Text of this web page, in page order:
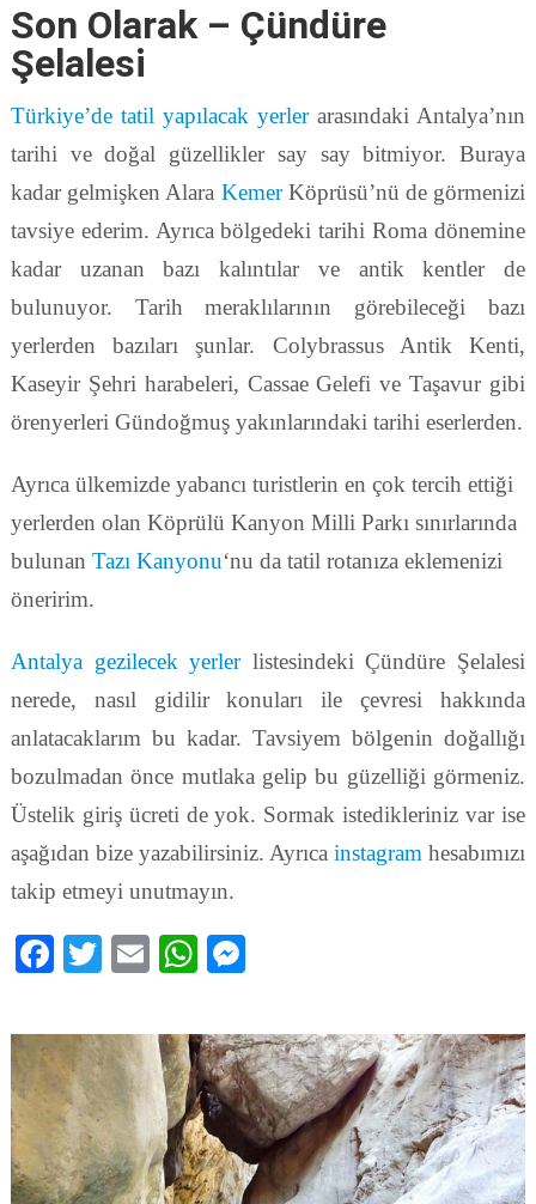
Son Olarak – Çündüre
Şelalesi
Türkiye’de tatil yapılacak yerlerarasındaki Antalya’nın
tarihi ve doğal güzellikler say say bitmiyor. Buraya
kadar gelmişken Alara KemerKöprüsü’nü de görmenizi
tavsiye ederim. Ayrıca bölgedeki tarihi Roma dönemine
kadar uzanan bazı kalıntılar ve antik kentler de
bulunuyor. Tarih meraklılarının görebileceği bazı
yerlerden bazıları şunlar. Colybrassus Antik Kenti,
Kaseyir Şehri harabeleri, Cassae Gelefi ve Taşavur gibi
örenyerleri Gündoğmuş yakınlarındaki tarihi eserlerden.
Ayrıca ülkemizde yabancı turistlerin en çok tercih ettiği
yerlerden olan Köprülü Kanyon Milli Parkı sınırlarında
bulunan Tazı Kanyonu‘nu da tatil rotanıza eklemenizi
öneririm.
Antalya gezilecek yerlerlistesindeki Çündüre Şelalesi
nerede, nasıl gidilir konuları ile çevresi hakkında
anlatacaklarım bu kadar. Tavsiyem bölgenin doğallığı
bozulmadan önce mutlaka gelip bu güzelliği görmeniz.
Üstelik giriş ücreti de yok. Sormak istedikleriniz var ise
aşağıdan bize yazabilirsiniz. Ayrıcainstagram hesabımızı
takip etmeyi unutmayın.
Facebook
TwitterEmailWhatsApp